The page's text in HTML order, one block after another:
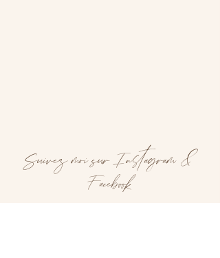
Suivez moi sur Instagram &
Facebook